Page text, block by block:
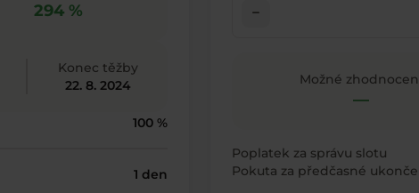
294 %
Konec těžby
22. 8. 2024
100 %
1 den
check_indeterminate_small
Možné
—
Poplatek za správu slotu
Pokuta za předčasné